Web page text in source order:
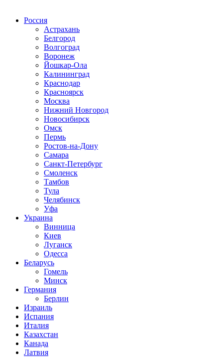
Россия
Астрахань
Белгород
Волгоград
Воронеж
Йошкар-Ола
Калининград
Краснодар
Красноярск
Москва
Нижний Новгород
Новосибирск
Омск
Пермь
Ростов-на-Дону
Самара
Санкт-Петербург
Смоленск
Тамбов
Тула
Челябинск
Уфа
Украина
Винница
Киев
Луганск
Одесса
Беларусь
Гомель
Минск
Германия
Берлин
Израиль
Испания
Италия
Казахстан
Канада
Латвия